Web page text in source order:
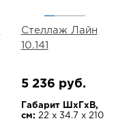
Стеллаж Лайн
10.141
5 236 руб.
Габарит ШхГхВ,
см: 22 х 34.7 х 210